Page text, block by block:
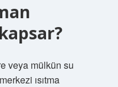
veya mülkün su
ısıtma